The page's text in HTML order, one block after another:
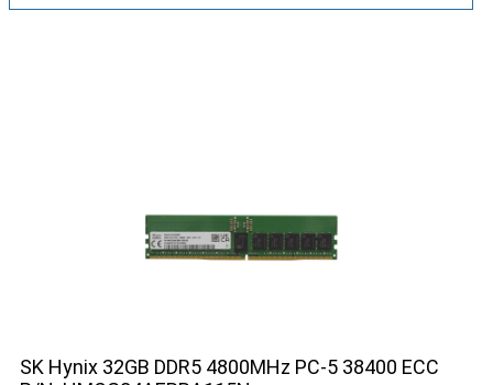
SK Hynix 32GB DDR5 4800MHz PC-5 38400 ECC